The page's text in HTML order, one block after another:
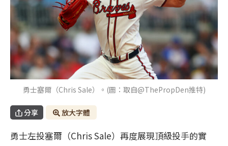
勇士塞爾（Chris Sale）。(圖：取自@ThePropDen推特)
分享 放大字體
勇士左投塞爾（Chris Sale）再度展現頂級投手的實